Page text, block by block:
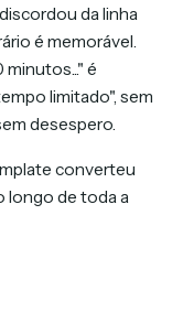
da linha
é memorável.
é
limitado", sem
desespero.
converteu
longo de toda a